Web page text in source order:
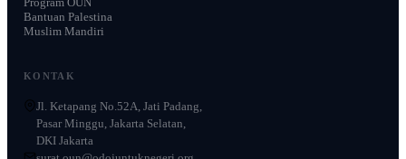
Bantuan Palestina
Muslim Mandiri
KONTAK
Jl. Ketapang No.52A, Jati Padang,
Pasar Minggu, Jakarta Selatan,
DKI Jakarta